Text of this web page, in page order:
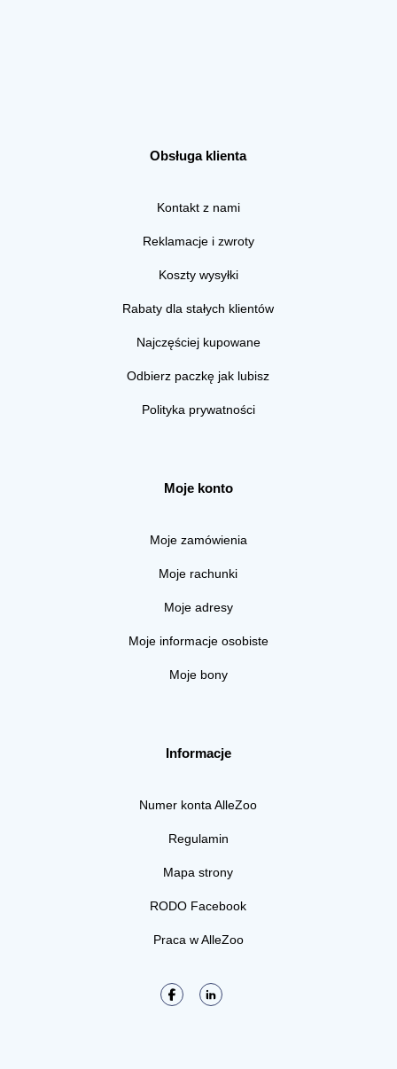
Obsługa klienta
Kontakt z nami
Reklamacje i zwroty
Koszty wysyłki
Rabaty dla stałych klientów
Najczęściej kupowane
Odbierz paczkę jak lubisz
Polityka prywatności
Moje konto
Moje zamówienia
Moje rachunki
Moje adresy
Moje informacje osobiste
Moje bony
Informacje
Numer konta AlleZoo
Regulamin
Mapa strony
RODO Facebook
Praca w AlleZoo